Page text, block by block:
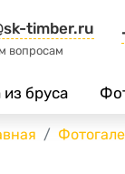
timber.ru
вопросам
бруса